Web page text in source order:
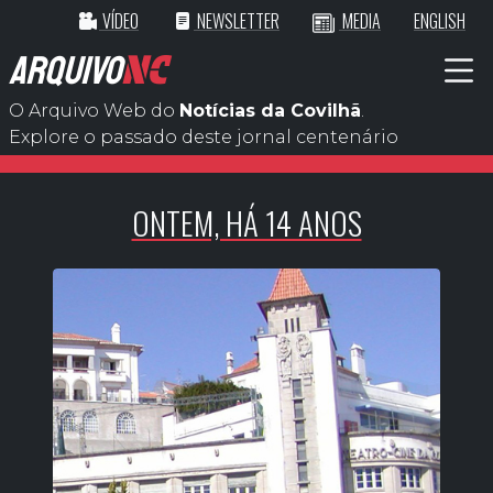
VÍDEO NEWSLETTER MEDIA ENGLISH
ARQUIVONC
O Arquivo Web do Notícias da Covilhã.
Explore o passado deste jornal centenário
ONTEM, HÁ 14 ANOS
ONTEM, HÁ 7 ANOS
HOJE, HÁ 7 ANOS